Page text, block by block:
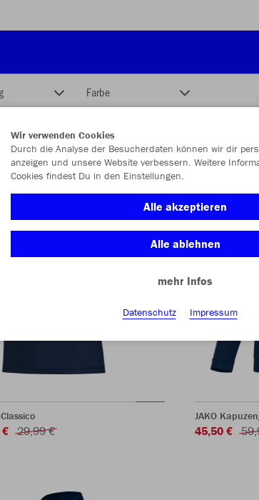
Farbe
29,99 €
JAKO
45,50 €
Wir verwenden Cookies
Durch die Analyse der Besucherdaten können wir dir
anzeigen und unsere Website verbessern. Weitere
Cookies findest Du in den Einstellungen.
Alle akzeptieren
Alle ablehnen
mehr Infos
Datenschutz Impressum